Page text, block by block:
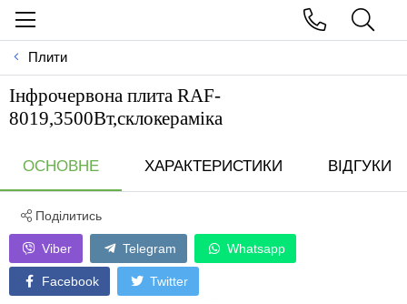
Плити
Iнфрочервона плита RAF-
8019,3500Вт,склокерамiка
ОСНОВНЕ ХАРАКТЕРИСТИКИ ВІДГУКИ
Поділитись
Viber Telegram Whatsapp
Facebook Twitter